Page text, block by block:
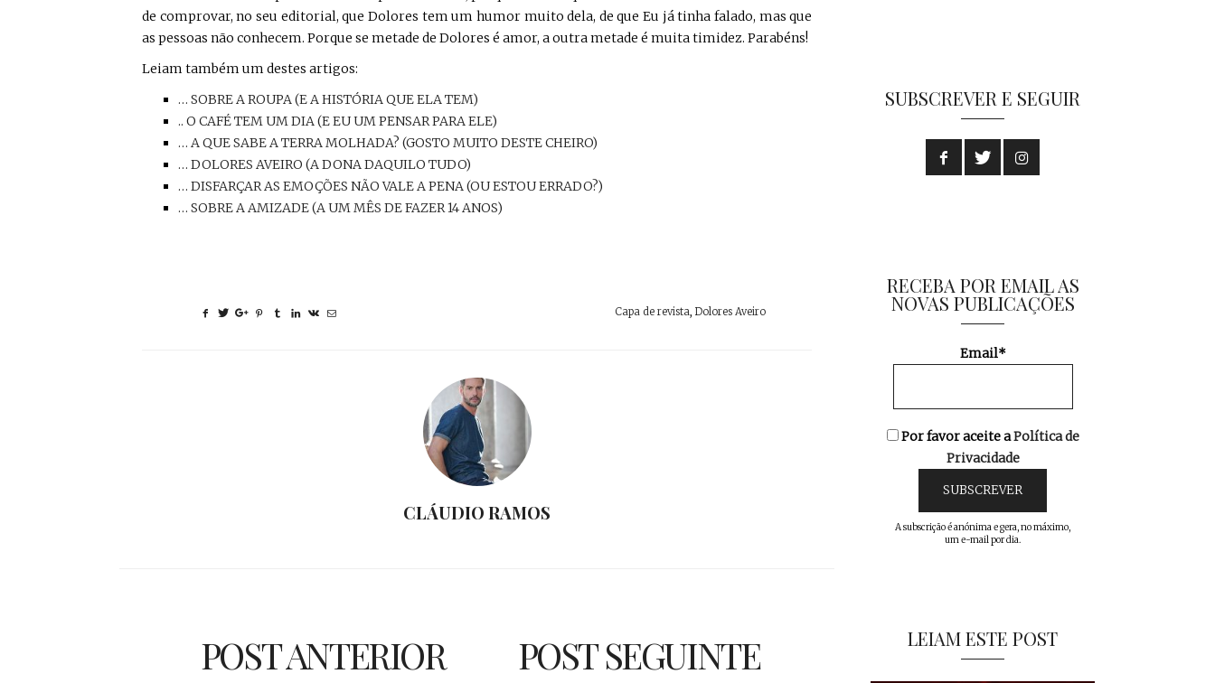
de comprovar, no seu editorial, que Dolores tem um humor muito dela, de que Eu já tinha falado, mas que
as pessoas não conhecem. Porque se metade de Dolores é amor, a outra metade é muita timidez. Parabéns!
Leiam também um destes artigos:
… SOBRE A ROUPA (E A HISTÓRIA QUE ELA TEM)
.. O CAFÉ TEM UM DIA (E EU UM PENSAR PARA ELE)
… A QUE SABE A TERRA MOLHADA? (GOSTO MUITO DESTE CHEIRO)
… DOLORES AVEIRO (A DONA DAQUILO TUDO)
… DISFARÇAR AS EMOÇÕES NÃO VALE A PENA (OU ESTOU ERRADO?)
… SOBRE A AMIZADE (A UM MÊS DE FAZER 14 ANOS)
Capa de revista, Dolores Aveiro
CLÁUDIO RAMOS
POST ANTERIOR POST SEGUINTE
SUBSCREVER E SEGUIR
RECEBA POR EMAIL AS
NOVAS PUBLICAÇÕES
Email*
Por favor aceite aPolítica de
Privacidade
A subscrição é anónima e gera, no máximo,
um e-mail por dia.
LEIAM ESTE POST